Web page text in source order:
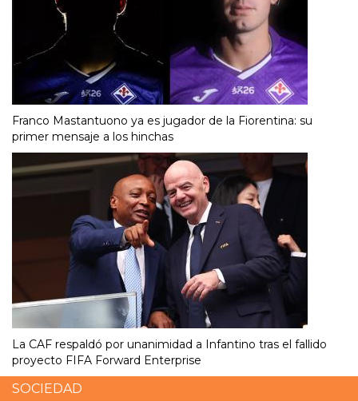
Franco Mastantuono ya es jugador de la Fiorentina: su
primer mensaje a los hinchas
La CAF respaldó por unanimidad a Infantino tras el fallido
proyecto FIFA Forward Enterprise
SOCIEDAD